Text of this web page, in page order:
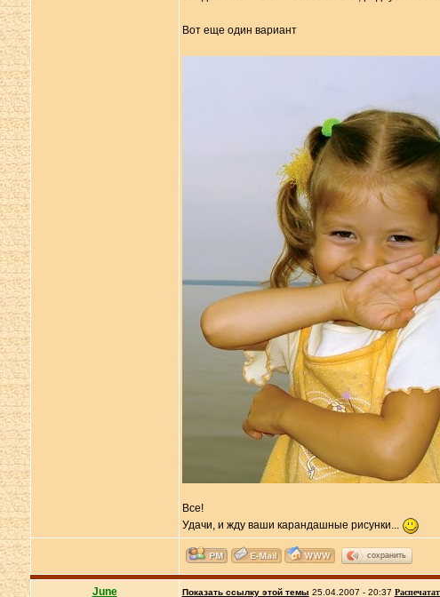
Вот еще один вариант
Все!
Удачи, и жду ваши карандашные рисунки...
сохранить
June Показать ссылку этой темы 25.04.2007 - 20:37